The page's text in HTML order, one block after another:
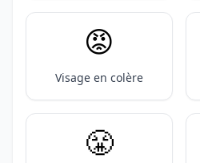
😡
Visage en colère
😤